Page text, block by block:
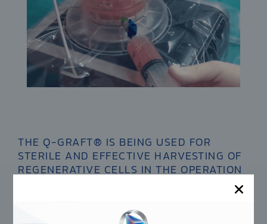
THE Q-GRAFT® IS BEING USED FOR
STERILE AND EFFECTIVE HARVESTING OF
REGENERATIVE CELLS IN THE OPERATION